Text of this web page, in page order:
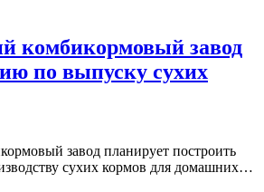
комбикормовый завод
по выпуску сухих
завод планирует построить
сухих кормов для домашних…